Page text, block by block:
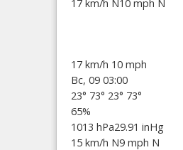
17 km/h N10 mph N
17 km/h 10 mph
Вс, 09 03:00
23° 73° 23° 73°
65%
1013 hPa29.91 inHg
15 km/h N9 mph N